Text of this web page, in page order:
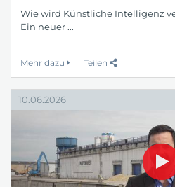
Wie wird Künstliche Intelligenz
Ein neuer ...
Mehr dazu Teilen
10.06.2026